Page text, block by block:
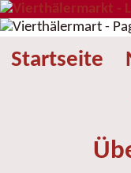
Startseite